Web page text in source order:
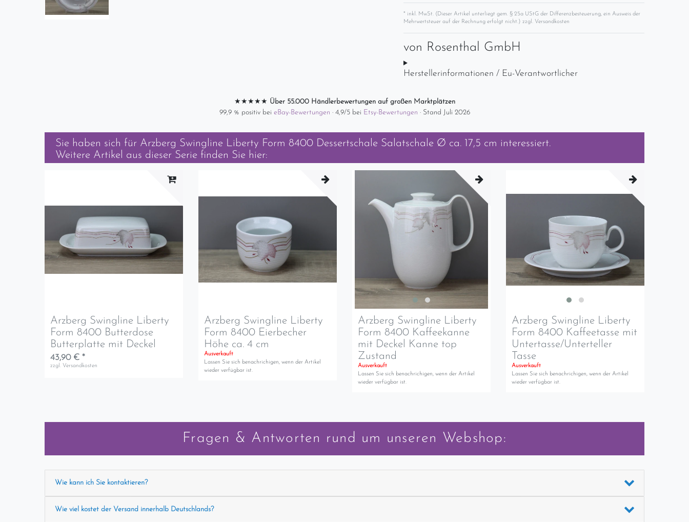
* inkl. MwSt. (Dieser Artikel unterliegt gem. § 25a UStG der Differenzbesteuerung, ein Ausweis der
Mehrwertsteuer auf der Rechnung erfolgt nicht.) zzgl. Versandkosten
von Rosenthal GmbH
Herstellerinformationen / Eu-Verantwortlicher
★★★★★ Über 55.000 Händlerbewertungen auf großen Marktplätzen
99,9 % positiv bei eBay-Bewertungen · 4,9/5 bei Etsy-Bewertungen · Stand Juli 2026
Sie haben sich für Arzberg Swingline Liberty Form 8400 Dessertschale Salatschale Ø ca. 17,5 cm interessiert.
Weitere Artikel aus dieser Serie finden Sie hier:
Arzberg Swingline Liberty
Form 8400 Butterdose
Butterplatte mit Deckel
43,90 € *
zzgl. Versandkosten
Arzberg Swingline Liberty
Form 8400 Eierbecher
Höhe ca. 4 cm
Ausverkauft
Lassen Sie sich benachrichigen, wenn der Artikel
wieder verfügbar ist.
Arzberg Swingline Liberty
Form 8400 Kaffeekanne
mit Deckel Kanne top
Zustand
Ausverkauft
Lassen Sie sich benachrichigen, wenn der Artikel
wieder verfügbar ist.
Arzberg Swingline Liberty
Form 8400 Kaffeetasse mit
Untertasse/Unterteller
Tasse
Ausverkauft
Lassen Sie sich benachrichigen, wenn der Artikel
wieder verfügbar ist.
Fragen & Antworten rund um unseren Webshop:
Wie kann ich Sie kontaktieren?
Wie viel kostet der Versand innerhalb Deutschlands?